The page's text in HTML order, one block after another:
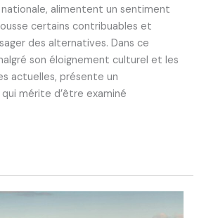
nationale, alimentent un sentiment
certains contribuables et
des alternatives. Dans ce
son éloignement culturel et les
actuelles, présente un
mérite d’être examiné